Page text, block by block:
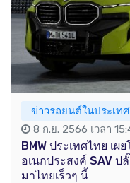
ข่าวรถยนต์ในประเทศ
8 ก.ย. 2566 เวลา
BMW ประเทศไทย เ
อเนกประสงค์ SAV ป
มาไทยเร็วๆ นี้